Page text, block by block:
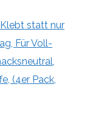
statt nur
Für Voll-
(4er Pack,